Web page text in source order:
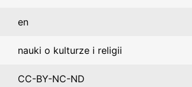
en
nauki o kulturze i religii
CC-BY-NC-ND